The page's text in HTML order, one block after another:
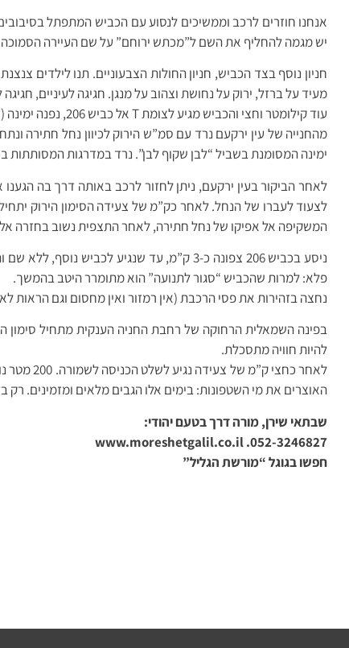
אנחנו חוזרים לרכב וממשיכים לנסוע עם הכביש המתפתל
יש מגמה להחליף את השם ל”מכתש ירוחם” על שם העיירה
חניון נוסף בצד הכביש, חניון החולות הצבעוניים. תנו לילדים
מעיד על ברזל, ירוק על נחושת וצהוב על מנגן. חגיגה לעיניים, חגיגה
עוד קילומטר וחצי והכביש מגיע לצומת T אל כביש 206, נפנה ימינה (דרומה) ולאחר 500 מ’ נגיע לחניון עין ירקעם.
ימינה המסומנת בשביל “לבן שקוף לבן”. נרד במדרגות המסותתות
לאחר הביקור בעין ירקעם, ניתן לחזור לרכב באותה דרך בה
לצעוד לעברו של הנחל. לאחר כק”מ של צעידה הסימון הירוק
המשקיפה אל אפיקו של נחל חתירה, לאחר התצפית נשוב בחזרה
פלא: למרות שהכביש “סגור לתנועה” הוא מתומרר היטב בהמשך.
נחצה בזהירות את פסי הרכבת (אין רמזור ואין מחסום וגם הראות
בפינה השמאלית הרחוקה של רחבת החניה הענקית מתחיל סימון
להיות חוויה מתסכלת.
האוצרים את מי השטפונות: בימים אלו הגבים מלאים ומזמינים. רק
שבתאי שירן, מורה דרך בטעם יהודי:
052-3246827. www.moreshetgalil.co.il
חפשו בגוגל “מורשת הגליל”